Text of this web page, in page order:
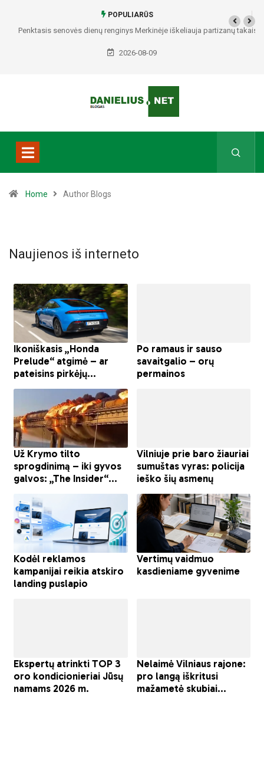
POPULIARŪS
Penktasis senovės dienų renginys Merkinėje iškeliauja partizanų takais
2026-08-09
Home Author Blogs
Naujienos iš interneto